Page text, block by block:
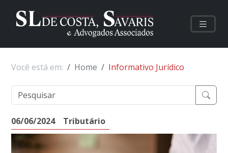
Você está em: Home Informativo Jurídico
06/06/2024 Tributário